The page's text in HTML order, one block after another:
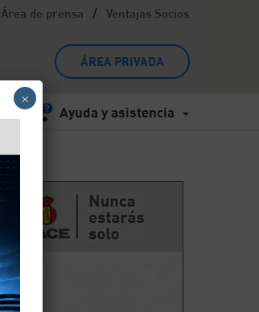
Área de prensa / Ventajas Socios
ÁREA PRIVADA
Ayuda y asistencia
×